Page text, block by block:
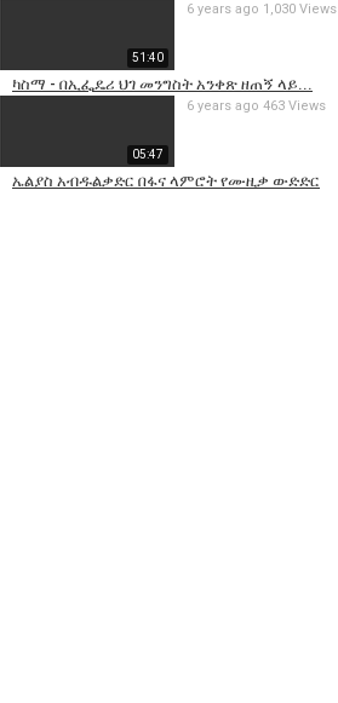
51:40
ካስማ - በኢፌዴሪ ህገ መንግስት አንቀጽ ዘጠኝ ላይ...
6 years ago 1,030 Views
05:47
ኤልያስ አብዱልቃድር በፋና ላምሮት የሙዚቃ ውድድር
6 years ago 463 Views